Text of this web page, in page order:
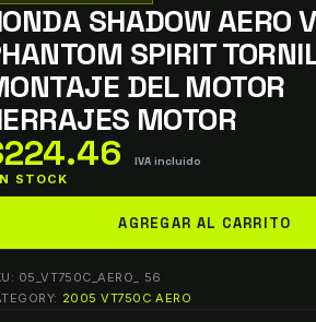
SHADOW AERO
SPIRIT
DEL MOTOR
MOTOR
224.46 IVA incluido
STOCK
AGREGAR AL CARRITO
05_VT750C_AERO_ 56
2005 VT750C AERO